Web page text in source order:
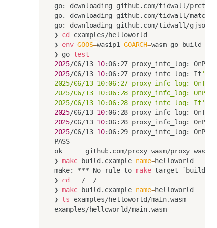
go: downloading github.com/tidwall/pretty
go: downloading github.com/tidwall/match
go: downloading github.com/tidwall/gjson
❯ cd
examples/helloworld
❯ env GOOS=wasip1 GOARCH=wasm go build
❯ go test
2025/06/13 10:06:27 proxy_info_log:
2025/06/13 10:06:27 proxy_info_log: It 's
2025/06/13 10:06:27 proxy_info_log:
2025/06/13 10:06:28 proxy_info_log:
2025/06/13 10:06:28 proxy_info_log: It'
2025/06/13 10
2025/06/13 10:06:28 proxy_info_log:
2025/06/13 10:06:29 proxy_info_log:
PASS
ok      github.com/proxy-wasm/proxy-
❯ make build.example name=helloworld
make: *** No rule to make target
❯ cd .. /.. /
❯ make build.example name=helloworld
❯ ls examples/helloworld/main.wasm
examples/helloworld/main.wasm